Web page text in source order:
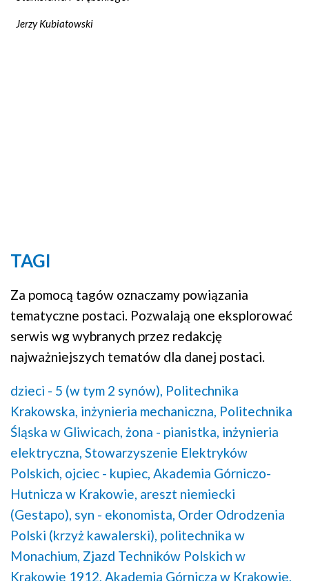
Jerzy Kubiatowski
TAGI
Za pomocą tagów oznaczamy powiązania
tematyczne postaci. Pozwalają one eksplorować
serwis wg wybranych przez redakcję
najważniejszych tematów dla danej postaci.
dzieci - 5 (w tym 2 synów), Politechnika
Krakowska, inżynieria mechaniczna, Politechnika
Śląska w Gliwicach, żona - pianistka, inżynieria
elektryczna, Stowarzyszenie Elektryków
Polskich, ojciec - kupiec, Akademia Górniczo-
Hutnicza w Krakowie, areszt niemiecki
(Gestapo), syn - ekonomista, Order Odrodzenia
Polski (krzyż kawalerski), politechnika w
Monachium, Zjazd Techników Polskich w
Krakowie 1912, Akademia Górnicza w Krakowie,